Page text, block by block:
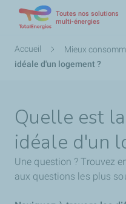
Toutes nos solutions
multi-énergies
Fil
d'Ariane
Accueil Mieux
idéale d'un logement ?
Quelle est
idéale d'un
Une question ? Trouvez
aux questions les plus